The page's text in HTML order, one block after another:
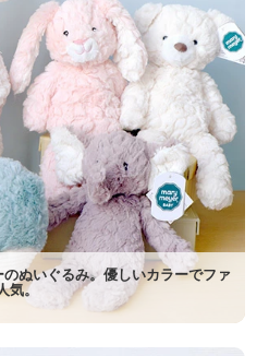
ぬいぐるみ。優しいカラーでファ
にも人気。